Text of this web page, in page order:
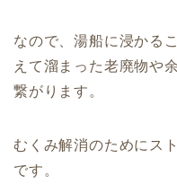
なので、湯船に浸かる
えて溜まった老廃物や
繋がります。
むくみ解消のためにス
です。